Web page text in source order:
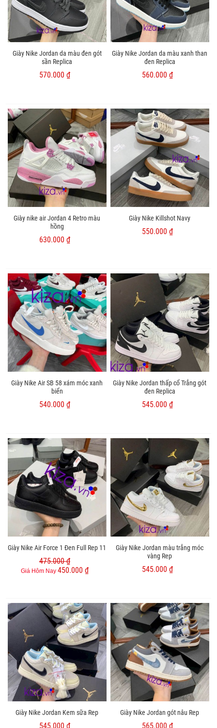
Giày Nike Jordan da màu đen gót
sần Replica
570.000 ₫
Giày Nike Jordan da màu xanh than
đen Replica
560.000 ₫
Giày nike air Jordan 4 Retro màu
hồng
630.000 ₫
Giày Nike Killshot Navy
550.000 ₫
Giày Nike Air SB 58 xám móc xanh
biển
540.000 ₫
Giày Nike Jordan thấp cổ Trắng gót
đen Replica
545.000 ₫
Giày Nike Air Force 1 Đen Full Rep 11
475.000 ₫
Giá Hôm Nay 450.000 ₫
Giày Nike Jordan màu trắng móc
vàng Rep
545.000 ₫
Giày Nike Jordan Kem sữa Rep
545.000 ₫
Giày Nike Jordan gót nâu Rep
565.000 ₫